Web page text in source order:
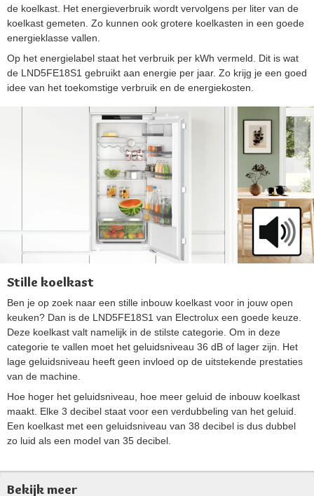
de koelkast. Het energieverbruik wordt vervolgens per liter van de
koelkast gemeten. Zo kunnen ook grotere koelkasten in een goede
energieklasse vallen.
Op het energielabel staat het verbruik per kWh vermeld. Dit is wat
de LND5FE18S1 gebruikt aan energie per jaar. Zo krijg je een goed
idee van het toekomstige verbruik en de energiekosten.
Stille koelkast
Ben je op zoek naar een stille inbouw koelkast voor in jouw open
keuken? Dan is de LND5FE18S1 van Electrolux een goede keuze.
Deze koelkast valt namelijk in de stilste categorie. Om in deze
categorie te vallen moet het geluidsniveau 36 dB of lager zijn. Het
lage geluidsniveau heeft geen invloed op de uitstekende prestaties
van de machine.
Hoe hoger het geluidsniveau, hoe meer geluid de inbouw koelkast
maakt. Elke 3 decibel staat voor een verdubbeling van het geluid.
Een koelkast met een geluidsniveau van 38 decibel is dus dubbel
zo luid als een model van 35 decibel.
Bekijk meer